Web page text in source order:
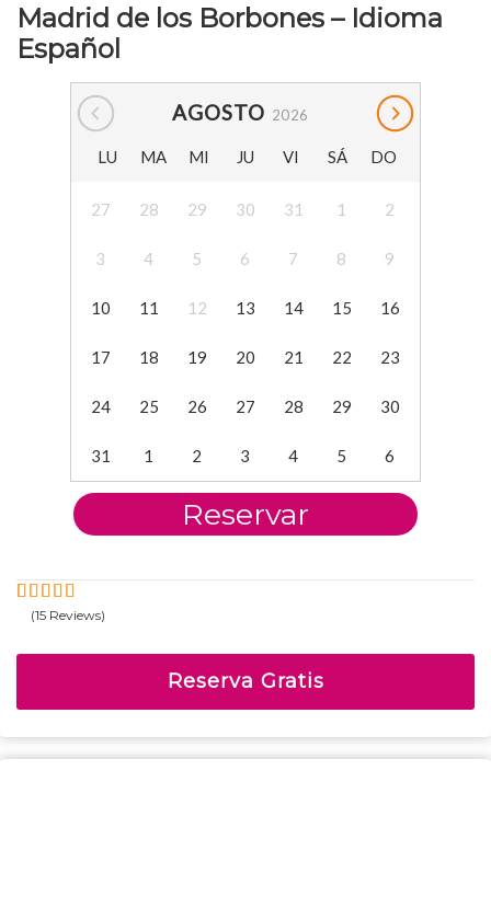
Madrid de los Borbones – Idioma
Español
AGOSTO 2026
LU MA MI JU VI SÁ DO
27 28 29 30 31 1 2
3 4 5 6 7 8 9
10 11 12 13 14 15 16
17 18 19 20 21 22 23
24 25 26 27 28 29 30
31 1 2 3 4 5 6
Reservar
4.6 Fuera
(15 Reviews)
Reserva Gratis